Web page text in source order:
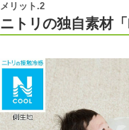
ニトリの独自素材
メリット.2